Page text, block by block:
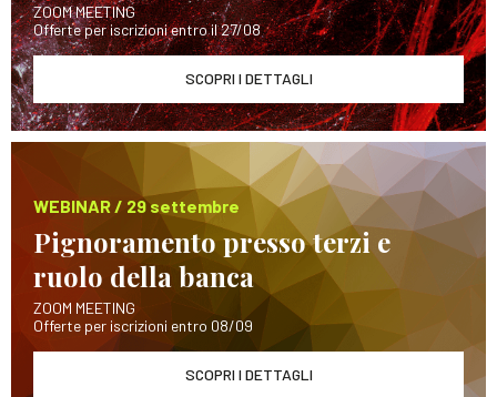
ZOOM MEETING
Offerte per iscrizioni entro il 27/08
SCOPRI I DETTAGLI
WEBINAR / 29 settembre
Pignoramento presso terzi e
ruolo della banca
ZOOM MEETING
Offerte per iscrizioni entro 08/09
SCOPRI I DETTAGLI